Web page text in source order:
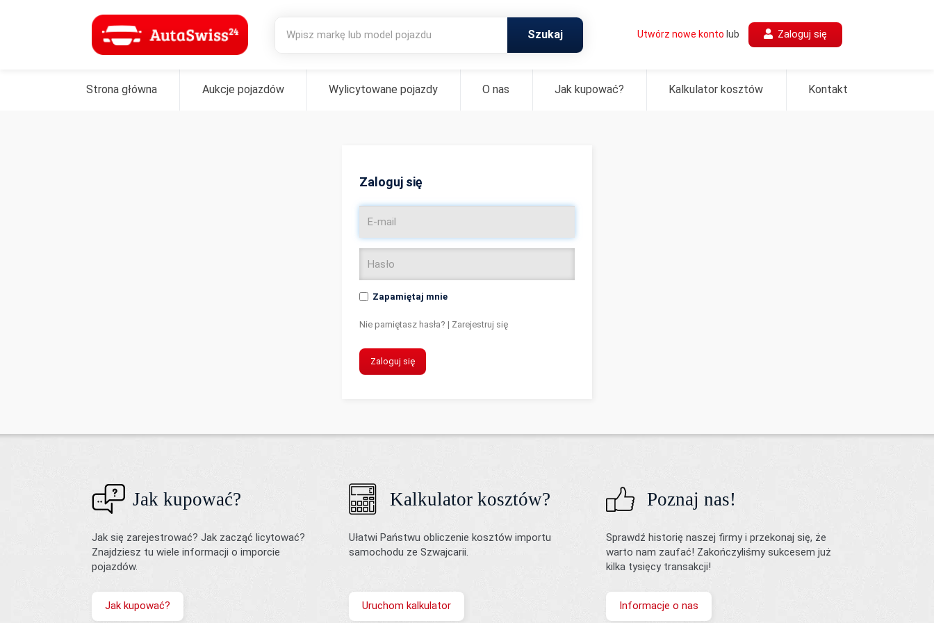
Szukaj Utwórz nowe konto lub Zaloguj się
Strona główna Aukcje pojazdów Wylicytowane pojazdy O nas Jak kupować? Kalkulator kosztów Kontakt
Zaloguj się
Zapamiętaj mnie
Nie pamiętasz hasła? | Zarejestruj się
Zaloguj się
Jak kupować?
Jak się zarejestrować? Jak zacząć licytować?
Znajdziesz tu wiele informacji o imporcie
pojazdów.
Jak kupować?
Kalkulator kosztów?
Ułatwi Państwu obliczenie kosztów importu
samochodu ze Szwajcarii.
Uruchom kalkulator
Poznaj nas!
Sprawdź historię naszej firmy i przekonaj się, że
warto nam zaufać! Zakończyliśmy sukcesem już
kilka tysięcy transakcji!
Informacje o nas